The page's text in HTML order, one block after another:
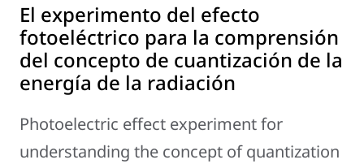
El experimento del efecto
fotoeléctrico para la comprensión
del concepto de cuantización de la
energía de la radiación
Photoelectric effect experiment for
understanding the concept of quantization